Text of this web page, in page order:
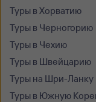
Туры в Хорватию
Туры в Черногорию
Туры в Чехию
Туры в Швейцарию
Туры на Шри-Ланку
Туры в Южную